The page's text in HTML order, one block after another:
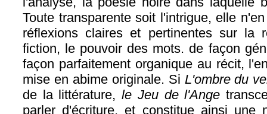
Toute transparente soit l'intrigue, elle
réflexions claires et pertinentes sur la
fiction, le pouvoir des mots. de façon
façon parfaitement organique au récit,
mise en abime originale. Si L'ombre du
de la littérature,le Jeu de l'Ange
parler d'écriture, et constitue ainsi une